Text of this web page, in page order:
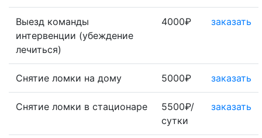
Выезд команды
интервенции (убеждение
лечиться)
4000₽ заказать
Снятие ломки на дому 5000₽ заказать
Снятие ломки в стационаре
5500₽/
сутки
заказать